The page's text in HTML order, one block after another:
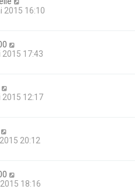
2015 16:10
2015 17:43
2015 12:17
20:12
18:16